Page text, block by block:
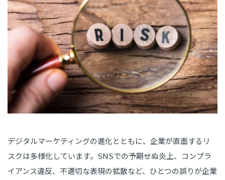
デジタルマーケティングの進化とともに、企業が直面するリ
スクは多様化しています。SNSでの予期せぬ炎上、コンプラ
イアンス違反、不適切な表現の拡散など、ひとつの誤りが企業